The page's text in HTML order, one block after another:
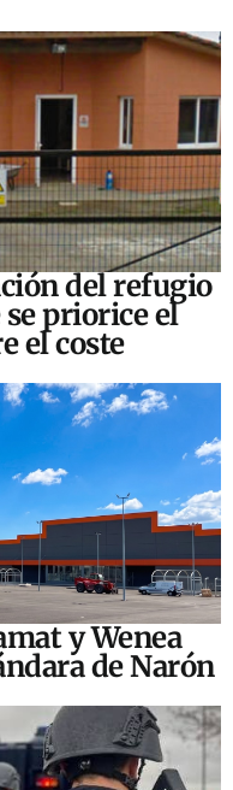
del refugio
priorice el
el coste
y Wenea
de Narón